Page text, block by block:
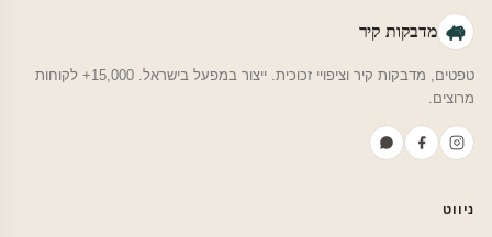
מדבקות קיר
טפטים, מדבקות קיר וציפויי זכוכית. ייצור במפעל בישראל. 15,000+ לקוחות
מרוצים.
ניווט